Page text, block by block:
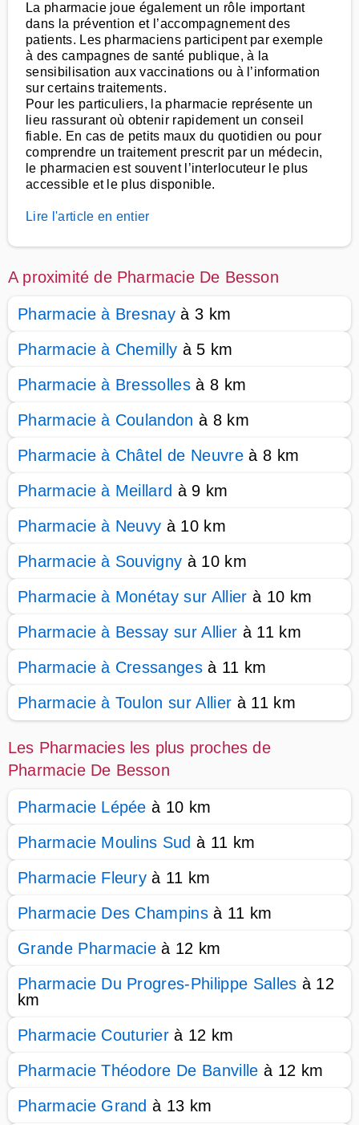
La pharmacie joue également un rôle important
dans la prévention et l’accompagnement des
patients. Les pharmaciens participent par exemple
à des campagnes de santé publique, à la
sensibilisation aux vaccinations ou à l’information
sur certains traitements.
Pour les particuliers, la pharmacie représente un
lieu rassurant où obtenir rapidement un conseil
fiable. En cas de petits maux du quotidien ou pour
comprendre un traitement prescrit par un médecin,
le pharmacien est souvent l’interlocuteur le plus
accessible et le plus disponible.
Lire l'article en entier
A proximité de Pharmacie De Besson
Pharmacie à Bresnay à 3 km
Pharmacie à Chemilly à 5 km
Pharmacie à Bressolles à 8 km
Pharmacie à Coulandon à 8 km
Pharmacie à Châtel de Neuvreà 8 km
Pharmacie à Meillard à 9 km
Pharmacie à Neuvy à 10 km
Pharmacie à Souvigny à 10 km
Pharmacie à Monétay sur Allier à 10 km
Pharmacie à Bessay sur Allier à 11 km
Pharmacie à Cressanges à 11 km
Pharmacie à Toulon sur Allier à 11 km
Les Pharmacies les plus proches de
Pharmacie De Besson
Pharmacie Lépée à 10 km
Pharmacie Moulins Sud à 11 km
Pharmacie Fleury à 11 km
Pharmacie Des Champins à 11 km
Grande Pharmacie à 12 km
Pharmacie Du Progres-Philippe Salles à 12
km
Pharmacie Couturier à 12 km
Pharmacie Théodore De Banville à 12 km
Pharmacie Grand à 13 km